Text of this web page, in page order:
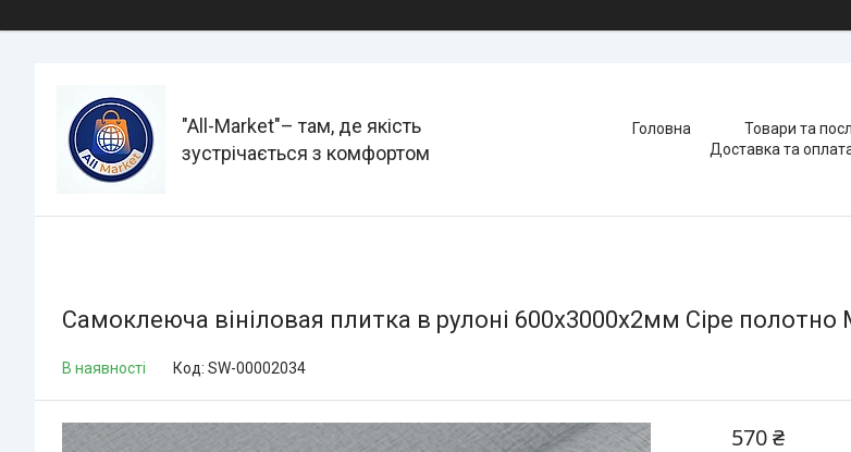
"All-Мarket"– там, де якість
зустрічається з комфортом
Головна Товари та
Доставка та
Самоклеюча вініловая плитка в рулоні 600х3000х2мм Сіре полотно
В наявності Код: SW-00002034
570 ₴